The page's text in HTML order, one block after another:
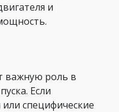
и
важную роль в
Если
специфические